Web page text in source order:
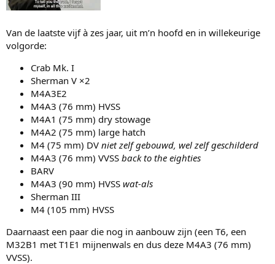
Van de laatste vijf à zes jaar, uit m’n hoofd en in willekeurige
volgorde:
Crab Mk. I
Sherman V ×2
M4A3E2
M4A3 (76 mm) HVSS
M4A1 (75 mm) dry stowage
M4A2 (75 mm) large hatch
M4 (75 mm) DV niet zelf gebouwd, wel zelf geschilderd
M4A3 (76 mm) VVSS back to the eighties
BARV
M4A3 (90 mm) HVSS wat-als
Sherman III
M4 (105 mm) HVSS
Daarnaast een paar die nog in aanbouw zijn (een T6, een
M32B1 met T1E1 mijnenwals en dus deze M4A3 (76 mm)
VVSS).